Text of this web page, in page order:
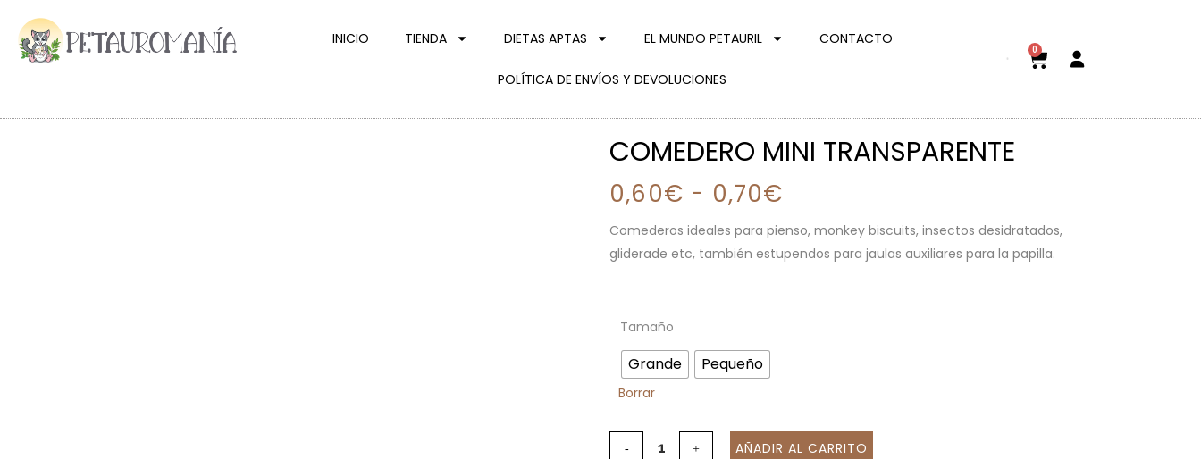
INICIO TIENDA DIETAS APTAS EL MUNDO PETAURIL CONTACTO
POLÍTICA DE ENVÍOS Y DEVOLUCIONES
0
COMEDERO MINI TRANSPARENTE
0,60€ - 0,70€
Comederos ideales para pienso, monkey biscuits, insectos desidratados,
gliderade etc, también estupendos para jaulas auxiliares para la papilla.
Tamaño
Grande Pequeño
Borrar
AÑADIR AL CARRITO